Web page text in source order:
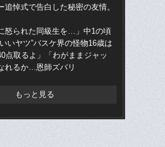
追悼式で告白した秘密の友情。
怒られた同級生を…」中1の頃
いヤツ”バスケ界の怪物16歳は
点取るよ」「わがままジャッ
れるか…恩師ズバリ
もっと見る